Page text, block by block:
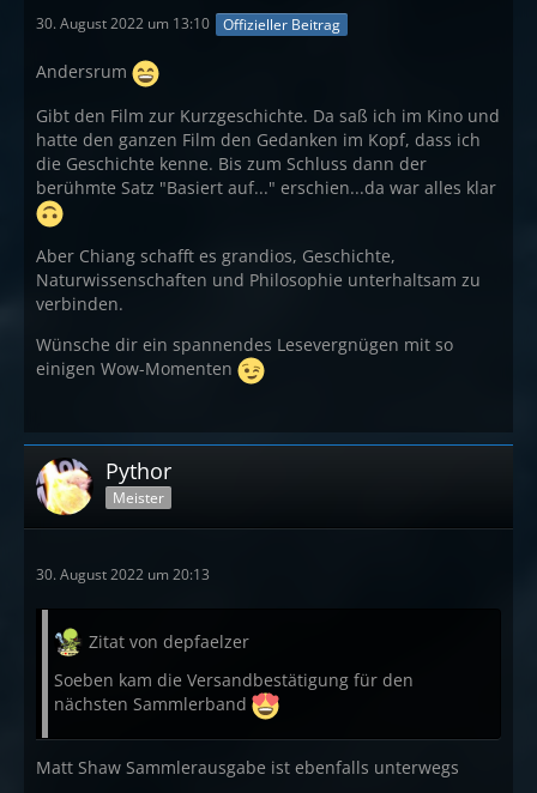
30. August 2022 um 13:10 Offizieller Beitrag
Andersrum
Gibt den Film zur Kurzgeschichte. Da saß ich im Kino und
hatte den ganzen Film den Gedanken im Kopf, dass ich
die Geschichte kenne. Bis zum Schluss dann der
berühmte Satz "Basiert auf..." erschien...da war alles klar
Aber Chiang schafft es grandios, Geschichte,
Naturwissenschaften und Philosophie unterhaltsam zu
verbinden.
Wünsche dir ein spannendes Lesevergnügen mit so
einigen Wow-Momenten
Pythor
Meister
30. August 2022 um 20:13
Zitat von depfaelzer
Soeben kam die Versandbestätigung für den
nächsten Sammlerband
Matt Shaw Sammlerausgabe ist ebenfalls unterwegs